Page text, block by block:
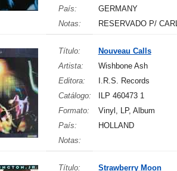
País:
GERMANY
Notas:
RESERVADO P/
Título:
Nouveau Calls
Artista:
Wishbone Ash
Editora:
I.R.S. Records
Catálogo:
ILP 460473 1
Formato:
Vinyl, LP, Album
País:
HOLLAND
Notas:
Título:
Strawberry Moon